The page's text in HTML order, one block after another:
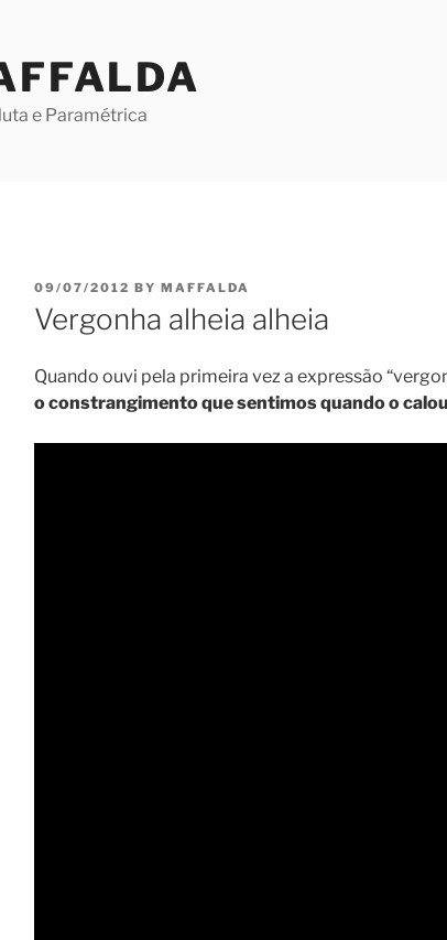
e Paramétrica
POSTED
ON
09/07/2012 BY MAFFALDA
Vergonha alheia alheia
Quando ouvi pela primeira vez a expressão
o constrangimento que sentimos quando o